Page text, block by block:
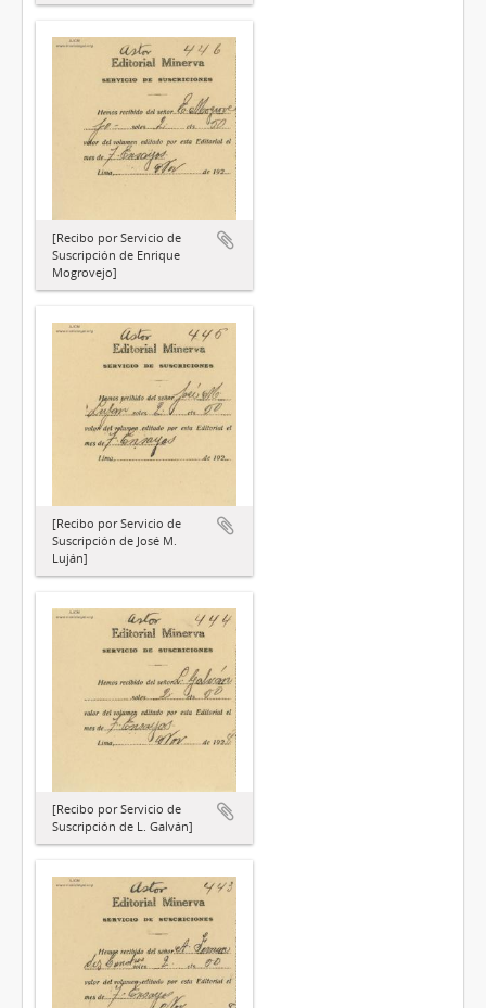
[Recibo por Servicio de
Suscripción de Enrique
Mogrovejo]
[Recibo por Servicio de
Suscripción de José M.
Luján]
[Recibo por Servicio de
Suscripción de L. Galván]